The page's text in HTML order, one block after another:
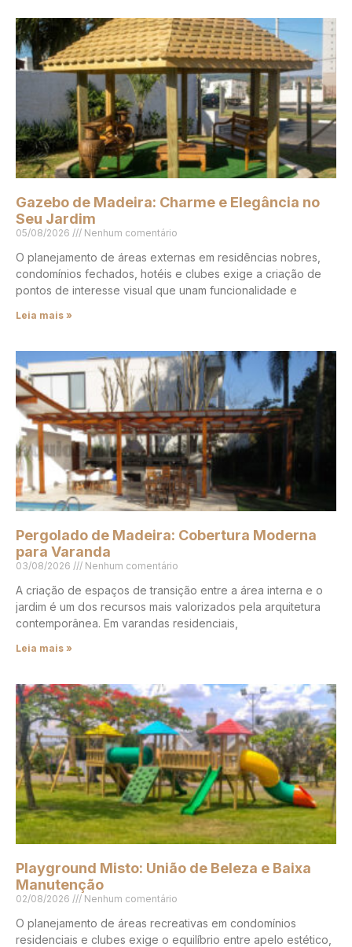
Gazebo de Madeira: Charme e Elegância no
Seu Jardim
05/08/2026 Nenhum comentário
O planejamento de áreas externas em residências nobres,
condomínios fechados, hotéis e clubes exige a criação de
pontos de interesse visual que unam funcionalidade e
Leia mais »
Pergolado de Madeira: Cobertura Moderna
para Varanda
03/08/2026 Nenhum comentário
A criação de espaços de transição entre a área interna e o
jardim é um dos recursos mais valorizados pela arquitetura
contemporânea. Em varandas residenciais,
Leia mais »
Playground Misto: União de Beleza e Baixa
Manutenção
02/08/2026 Nenhum comentário
O planejamento de áreas recreativas em condomínios
residenciais e clubes exige o equilíbrio entre apelo estético,